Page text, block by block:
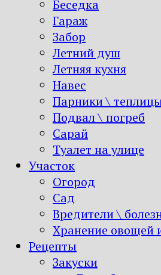
Беседка
Гараж
Забор
Летний душ
Летняя кухня
Навес
Парники \
Подвал \ погреб
Сарай
Туалет на улице
Участок
Огород
Сад
Вредители \
Хранение овощей
Рецепты
Закуски